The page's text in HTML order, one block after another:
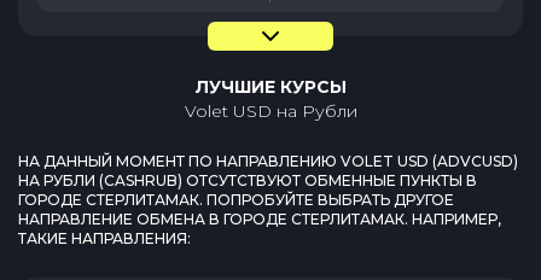
ЛУЧШИЕ КУРСЫ
Volet USD на Рубли
НА ДАННЫЙ МОМЕНТ ПО НАПРАВЛЕНИЮ VOLET USD (ADVCUSD)
НА РУБЛИ (CASHRUB) ОТСУТСТВУЮТ ОБМЕННЫЕ ПУНКТЫ В
ГОРОДЕ СТЕРЛИТАМАК. ПОПРОБУЙТЕ ВЫБРАТЬ ДРУГОЕ
НАПРАВЛЕНИЕ ОБМЕНА В ГОРОДЕ СТЕРЛИТАМАК. НАПРИМЕР,
ТАКИЕ НАПРАВЛЕНИЯ: